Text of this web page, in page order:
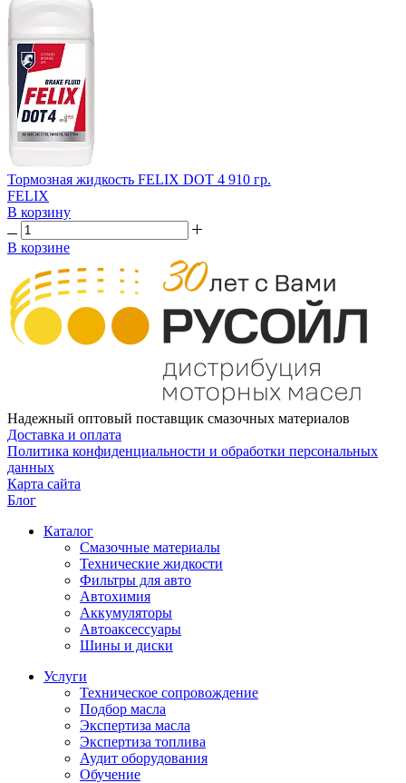
Тормозная жидкость FELIX DOT 4 910 гр.
FELIX
В корзину
В корзине
Надежный оптовый поставщик смазочных материалов
Доставка и оплата
Политика конфиденциальности и обработки персональных
данных
Карта сайта
Блог
Каталог
Смазочные материалы
Технические жидкости
Фильтры для авто
Автохимия
Аккумуляторы
Автоаксессуары
Шины и диски
Услуги
Техническое сопровождение
Подбор масла
Экспертиза масла
Экспертиза топлива
Аудит оборудования
Обучение